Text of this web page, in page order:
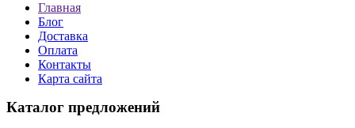
Главная
Блог
Доставка
Оплата
Контакты
Карта сайта
Каталог предложений